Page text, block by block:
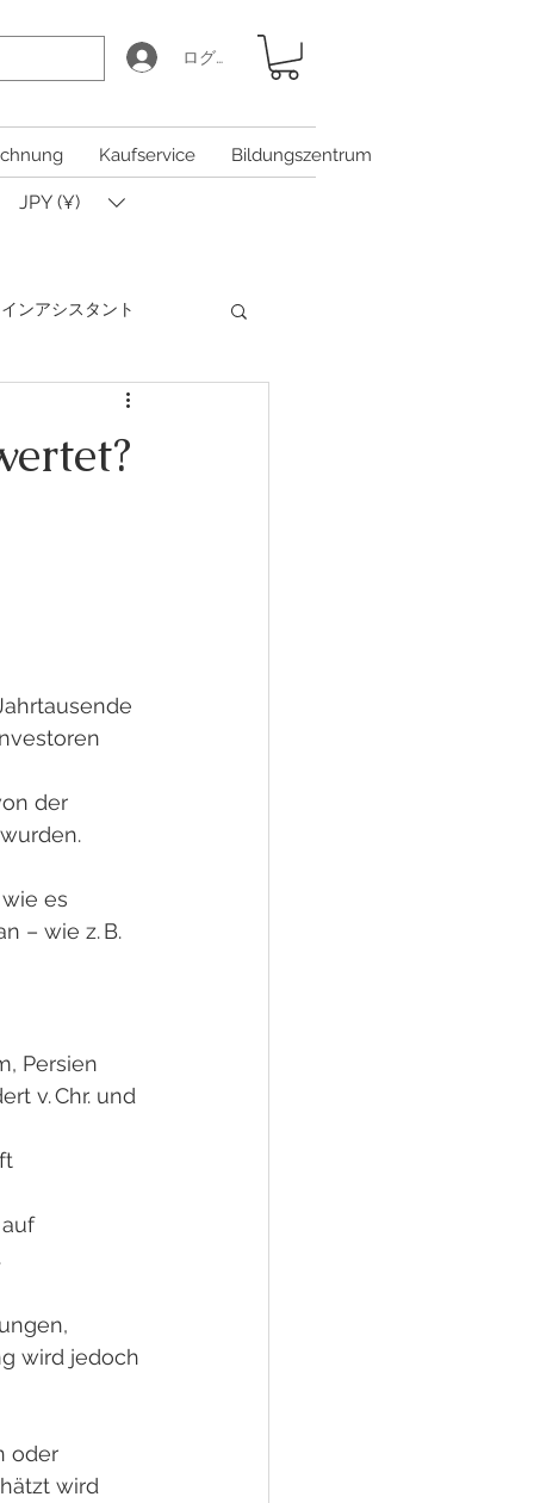
ログイン
Kaufservice Bildungszentrum
JPY (¥)
ンアシスタント
Coin Calculator Q&A
der
wurden.
es
– wie z. B.
Persien
v. Chr. und
wird jedoch
oder
wird